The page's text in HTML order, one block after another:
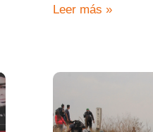
Leer más »